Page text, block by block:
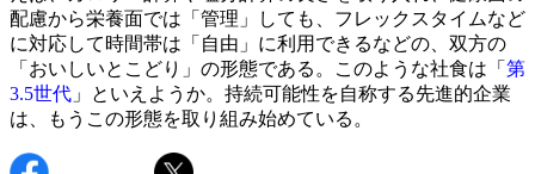
配慮から栄養面では「管理」しても、フレックスタイムなど
に対応して時間帯は「自由」に利用できるなどの、双方の
「おいしいとこどり」の形態である。このような社食は「 第
3.5世代 」といえようか。持続可能性を自称する先進的企業
は、もうこの形態を取り組み始めている。